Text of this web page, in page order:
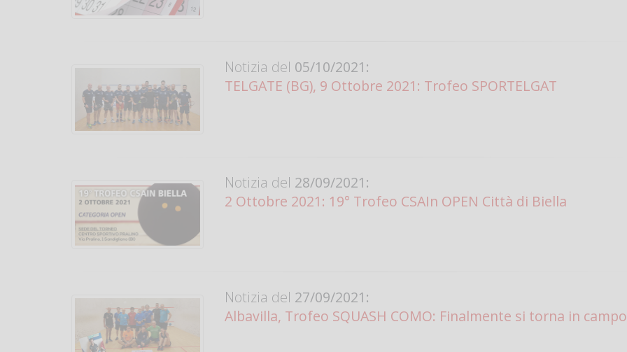
Notizia del 05/10/2021:
TELGATE (BG), 9 Ottobre 2021: Trofeo SPORTELGAT
Notizia del 28/09/2021:
2 Ottobre 2021: 19° Trofeo CSAIn OPEN Città di Biella
Notizia del 27/09/2021:
Albavilla, Trofeo SQUASH COMO: Finalmente si torna in